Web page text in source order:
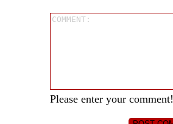
Please enter your comment!